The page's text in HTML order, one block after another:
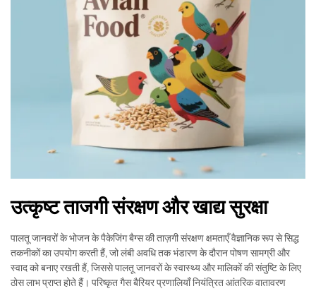
उत्कृष्ट ताजगी संरक्षण और खाद्य सुरक्षा
पालतू जानवरों के भोजन के पैकेजिंग बैग्स की ताज़गी संरक्षण क्षमताएँ वैज्ञानिक रूप से सिद्ध
तकनीकों का उपयोग करती हैं, जो लंबी अवधि तक भंडारण के दौरान पोषण सामग्री और
स्वाद को बनाए रखती हैं, जिससे पालतू जानवरों के स्वास्थ्य और मालिकों की संतुष्टि के लिए
ठोस लाभ प्राप्त होते हैं। परिष्कृत गैस बैरियर प्रणालियाँ नियंत्रित आंतरिक वातावरण